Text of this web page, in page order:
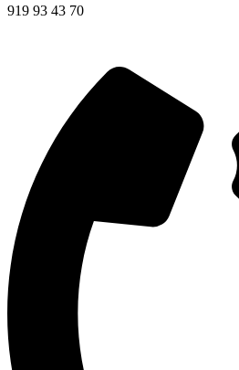
919 93 43 70